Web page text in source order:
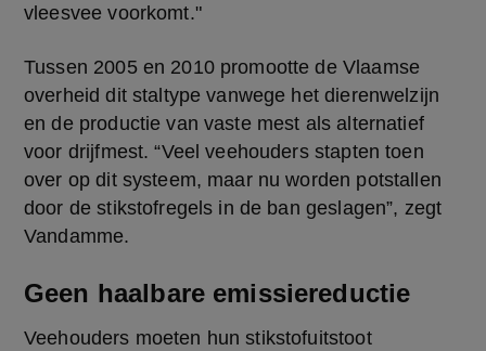
vleesvee voorkomt."
Tussen 2005 en 2010 promootte de Vlaamse
overheid dit staltype vanwege het dierenwelzijn
en de productie van vaste mest als alternatief
voor drijfmest. “Veel veehouders stapten toen
over op dit systeem, maar nu worden potstallen
door de stikstofregels in de ban geslagen”, zegt
Vandamme.
Geen haalbare emissiereductie
Veehouders moeten hun stikstofuitstoot